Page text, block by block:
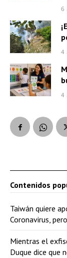
6
4
4
Contenidos
Taiwán quiere
Coronavirus,
Mientras el
Duque dice que